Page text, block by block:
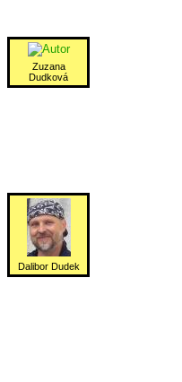
Zuzana
Dudková
Dalibor Dudek